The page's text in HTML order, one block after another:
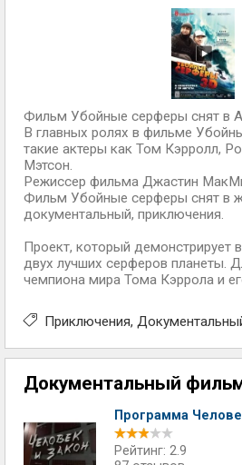
Фильм Убойные серферы снят в
В главных ролях в фильме
такие актеры как Том Кэрролл,
Мэтсон.
Режиссер фильма Джастин
Фильм Убойные серферы снят в
документальный, приключения.
Проект, который демонстрирует
двух лучших серферов планеты.
чемпиона мира Тома Кэррола и
Приключения
Документальный
Программа
Рейтинг: 2.9